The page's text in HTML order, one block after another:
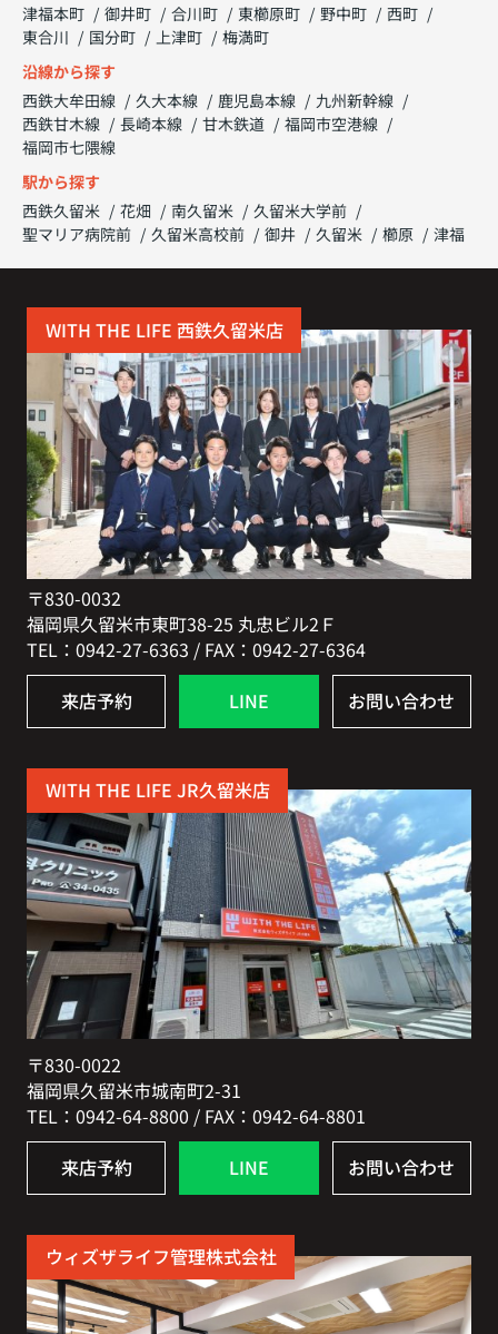
津福本町
御井町 合川町 東櫛原町 野中町
西町
東合川
国分町 上津町
梅満町
沿線から探す
西鉄大牟田線
久大本線 鹿児島本線
九州新幹線
西鉄甘木線
長崎本線 甘木鉄道
福岡市空港線
福岡市七隈線
駅から探す
西鉄久留米
花畑 南久留米
久留米大学前
聖マリア病院前
久留米高校前 御井 久留米 櫛原 津福
WITH THE LIFE 西鉄久留米店
〒830-0032
福岡県久留米市東町38-25 丸忠ビル2Ｆ
TEL：0942-27-6363 / FAX：0942-27-6364
来店予約 LINE お問い合わせ
WITH THE LIFE JR久留米店
〒830-0022
福岡県久留米市城南町2-31
TEL：0942-64-8800 / FAX：0942-64-8801
来店予約 LINE お問い合わせ
ウィズザライフ管理株式会社